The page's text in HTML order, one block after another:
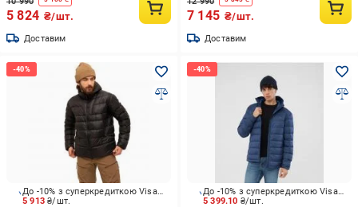
5 824 ₴/шт.
Доставим
7 145 ₴/шт.
Доставим
5 913₴/шт.
До -10% з суперкредиткою Visa Вигода
5 399.10 ₴/шт.
До -10% з суперкредиткою Visa Вигода